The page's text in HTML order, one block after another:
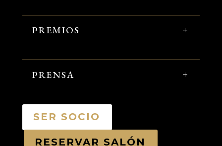
PREMIOS
PRENSA
SER SOCIO
RESERVAR SALÓN